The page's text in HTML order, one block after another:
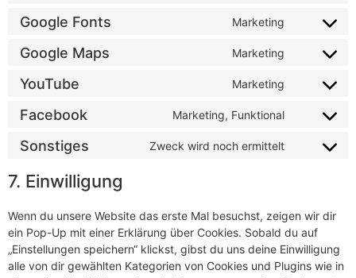
Google Fonts Marketing
Google Maps Marketing
YouTube Marketing
Facebook Marketing, Funktional
Sonstiges Zweck wird noch ermittelt
7. Einwilligung
Wenn du unsere Website das erste Mal besuchst, zeigen wir dir
ein Pop-Up mit einer Erklärung über Cookies. Sobald du auf
„Einstellungen speichern“ klickst, gibst du uns deine Einwilligung
alle von dir gewählten Kategorien von Cookies und Plugins wie in